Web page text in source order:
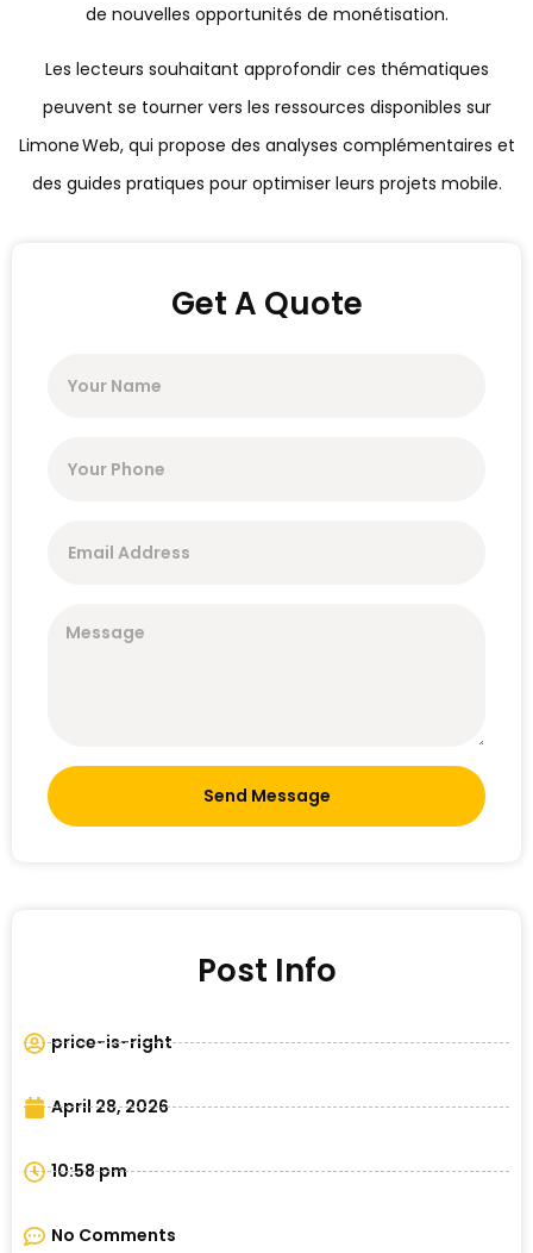
de nouvelles opportunités de monétisation.
Les lecteurs souhaitant approfondir ces thématiques
peuvent se tourner vers les ressources disponibles sur
Limone Web, qui propose des analyses complémentaires et
des guides pratiques pour optimiser leurs projets mobile.
Get A Quote
Send Message
Post Info
price-is-right
April 28, 2026
10:58 pm
No Comments